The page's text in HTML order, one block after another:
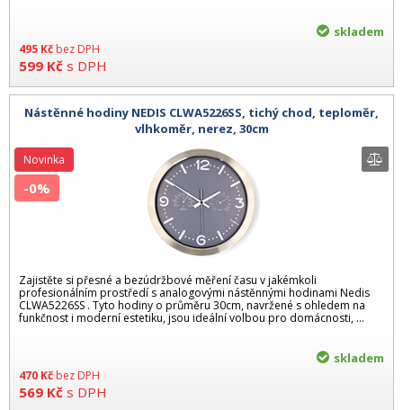
495 Kč bez DPH
599 Kč s DPH
skladem
Nástěnné hodiny NEDIS CLWA5226SS, tichý chod, teploměr,
vlhkoměr, nerez, 30cm
Zajistěte si přesné a bezúdržbové měření času v jakémkoli
profesionálním prostředí s analogovými nástěnnými hodinami Nedis
CLWA5226SS . Tyto hodiny o průměru 30cm, navržené s ohledem na
funkčnost i moderní estetiku, jsou ideální volbou pro domácnosti, ...
470 Kč bez DPH
569 Kč s DPH
Novinka
-0%
skladem